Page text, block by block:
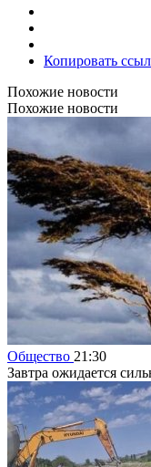
Копировать
Похожие новости
Похожие новости
Общество 21:30
Завтра ожидается